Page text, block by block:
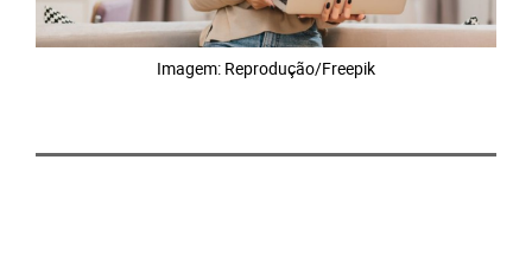
Imagem: Reprodução/Freepik